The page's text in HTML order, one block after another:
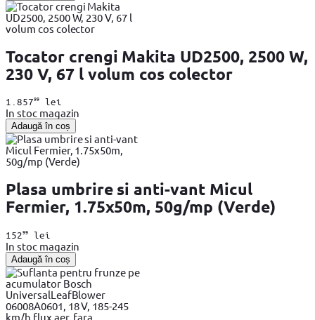
Tocator crengi Makita UD2500, 2500 W,
230 V, 67 l volum cos colector
1.85799lei
In stoc magazin
Adaugă în coș
Plasa umbrire si anti-vant Micul
Fermier, 1.75x50m, 50g/mp (Verde)
15299lei
In stoc magazin
Adaugă în coș